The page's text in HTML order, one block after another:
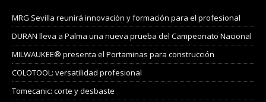
MRG Sevilla reunirá innovación y formación para el profesional
DURAN lleva a Palma una nueva prueba del Campeonato Nacional
MILWAUKEE® presenta el Portaminas para construcción
COLOTOOL: versatilidad profesional
Tomecanic: corte y desbaste